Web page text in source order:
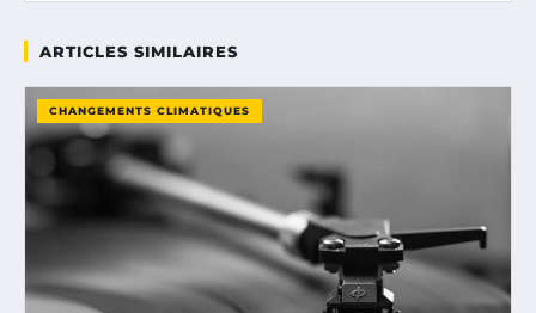
ARTICLES SIMILAIRES
CHANGEMENTS CLIMATIQUES